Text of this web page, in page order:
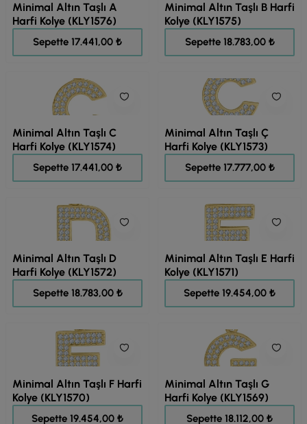
Minimal Altın Taşlı A
Harfi Kolye (KLY1576)
Sepette 17.441,00 ₺
Minimal Altın Taşlı B Harfi
Kolye (KLY1575)
Sepette 18.783,00 ₺
Minimal Altın Taşlı C
Harfi Kolye (KLY1574)
Sepette 17.441,00 ₺
Minimal Altın Taşlı Ç
Harfi Kolye (KLY1573)
Sepette 17.777,00 ₺
Minimal Altın Taşlı D
Harfi Kolye (KLY1572)
Sepette 18.783,00 ₺
Minimal Altın Taşlı E Harfi
Kolye (KLY1571)
Sepette 19.454,00 ₺
Minimal Altın Taşlı F Harfi
Kolye (KLY1570)
Sepette 19.454,00 ₺
Minimal Altın Taşlı G
Harfi Kolye (KLY1569)
Sepette 18.112,00 ₺